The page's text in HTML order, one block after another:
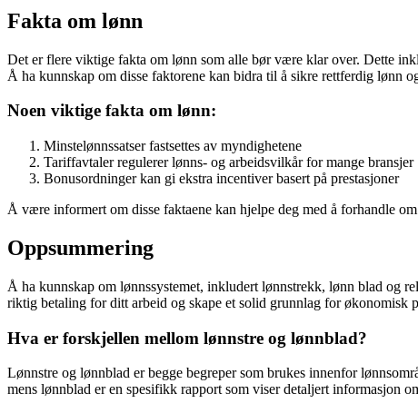
Fakta om lønn
Det er flere viktige fakta om lønn som alle bør være klar over. Dette
Å ha kunnskap om disse faktorene kan bidra til å sikre rettferdig lønn
Noen viktige fakta om lønn:
Minstelønnssatser fastsettes av myndighetene
Tariffavtaler regulerer lønns- og arbeidsvilkår for mange bransjer
Bonusordninger kan gi ekstra incentiver basert på prestasjoner
Å være informert om disse faktaene kan hjelpe deg med å forhandle
Oppsummering
Å ha kunnskap om lønnssystemet, inkludert lønnstrekk, lønn blad og
riktig betaling for ditt arbeid og skape et solid grunnlag for økonomisk
Hva er forskjellen mellom lønnstre og lønnblad?
Lønnstre og lønnblad er begge begreper som brukes innenfor
mens lønnblad er en spesifikk rapport som viser detaljert informasjon